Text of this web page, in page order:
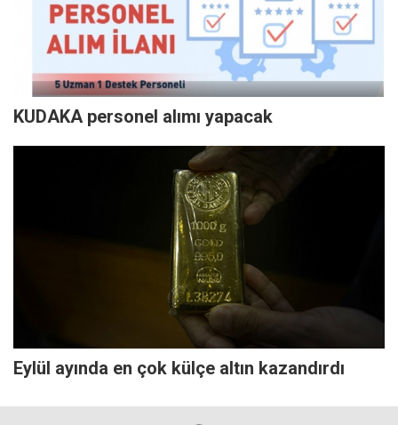
KUDAKA personel alımı yapacak
Eylül ayında en çok külçe altın kazandırdı